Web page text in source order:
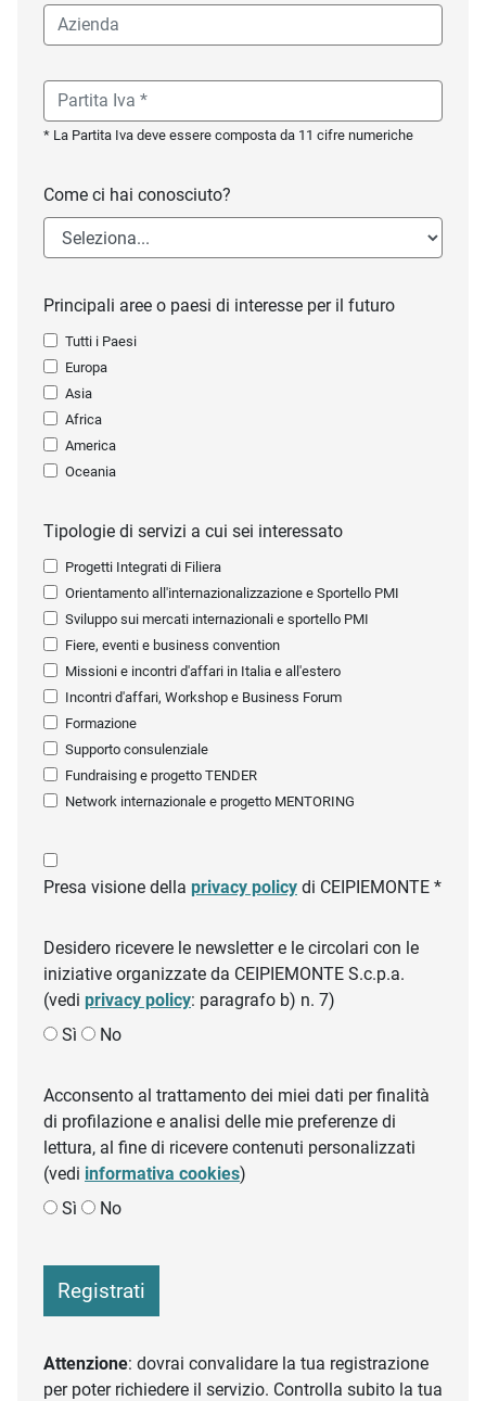
* La Partita Iva deve essere composta da 11 cifre numeriche
Come ci hai conosciuto?
Principali aree o paesi di interesse per il futuro
Tutti i Paesi
Europa
Asia
Africa
America
Oceania
Tipologie di servizi a cui sei interessato
Progetti Integrati di Filiera
Orientamento all'internazionalizzazione e Sportello PMI
Sviluppo sui mercati internazionali e sportello PMI
Fiere, eventi e business convention
Missioni e incontri d'affari in Italia e all'estero
Incontri d'affari, Workshop e Business Forum
Formazione
Supporto consulenziale
Fundraising e progetto TENDER
Network internazionale e progetto MENTORING
Presa visione della privacy policy di CEIPIEMONTE *
Desidero ricevere le newsletter e le circolari con le
iniziative organizzate da CEIPIEMONTE S.c.p.a.
(vedi privacy policy: paragrafo b) n. 7)
Sì
No
Acconsento al trattamento dei miei dati per finalità
di profilazione e analisi delle mie preferenze di
lettura, al fine di ricevere contenuti personalizzati
(vedi informativa cookies)
Sì
No
Registrati
Attenzione: dovrai convalidare la tua registrazione
per poter richiedere il servizio. Controlla subito la tua